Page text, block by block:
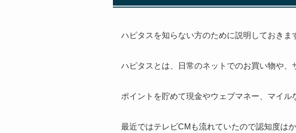
ハピタスを知らない方のために説明しておきま
ハピタスとは、日常のネットでのお買い物や
ポイントを貯めて現金やウェブマネー、マイ
最近ではテレビCMも流れていたので認知度は